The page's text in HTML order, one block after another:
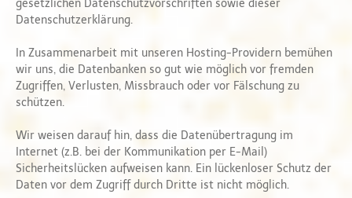
gesetzlichen Datenschutzvorschriften sowie dieser
Datenschutzerklärung.
In Zusammenarbeit mit unseren Hosting-Providern bemühen
wir uns, die Datenbanken so gut wie möglich vor fremden
Zugriffen, Verlusten, Missbrauch oder vor Fälschung zu
schützen.
Wir weisen darauf hin, dass die Datenübertragung im
Internet (z.B. bei der Kommunikation per E-Mail)
Sicherheitslücken aufweisen kann. Ein lückenloser Schutz der
Daten vor dem Zugriff durch Dritte ist nicht möglich.